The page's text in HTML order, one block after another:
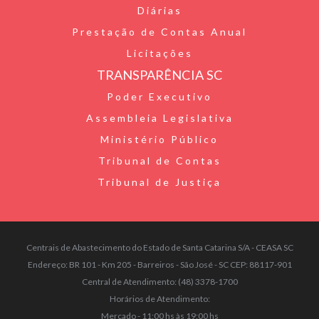
Diárias
Prestação de Contas Anual
Licitações
TRANSPARÊNCIA SC
Poder Executivo
Assembleia Legislativa
Ministério Público
Tribunal de Contas
Tribunal de Justiça
Centrais de Abastecimento do Estado de Santa Catarina S/A - CEASA SC
Endereço: BR 101 - Km 205 - Barreiros - São José - SC CEP: 88117-901
Central de Atendimento: (48) 3378-1700
Horários de Atendimento:
Mercado - 11:00 hs às 19:00 hs